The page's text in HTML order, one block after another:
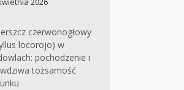
czerwonogłowy
locorojo) w
pochodzenie i
tożsamość